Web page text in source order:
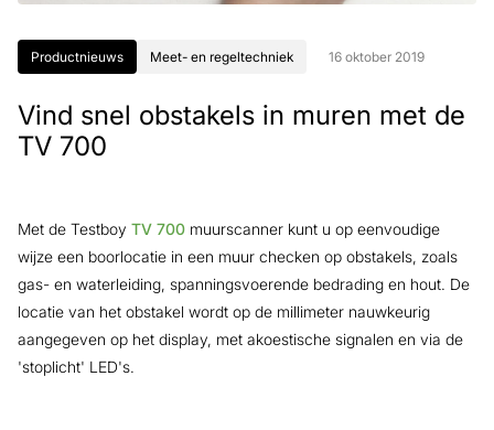
Productnieuws Meet- en regeltechniek 16 oktober 2019
Vind snel obstakels in muren met de
TV 700
Met de Testboy TV 700 muurscanner kunt u op eenvoudige
wijze een boorlocatie in een muur checken op obstakels, zoals
gas- en waterleiding, spanningsvoerende bedrading en hout. De
locatie van het obstakel wordt op de millimeter nauwkeurig
aangegeven op het display, met akoestische signalen en via de
'stoplicht' LED's.